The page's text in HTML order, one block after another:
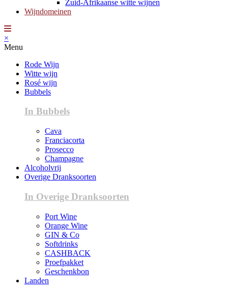
Zuid-Afrikaanse witte wijnen
Wijndomeinen
×
Menu
Rode Wijn
Witte wijn
Rosé wijn
Bubbels
In Bubbels
Cava
Franciacorta
Prosecco
Champagne
Alcoholvrij
Overige Dranksoorten
In Overige Dranksoorten
Port Wine
Orange Wine
GIN & Co
Softdrinks
CASHBACK
Proefpakket
Geschenkbon
Landen